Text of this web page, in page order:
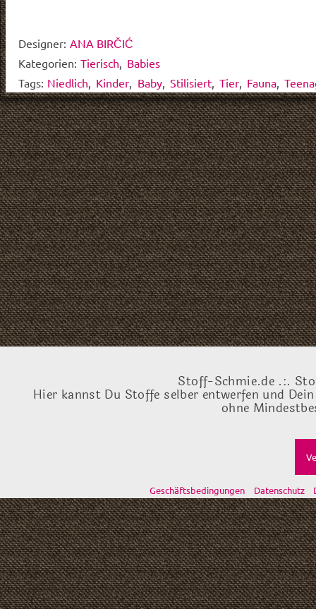
Designer: ANA BIRČIĆ
Kategorien: Tierisch
Babies
Tags: Niedlich Kinder Baby, Stilisiert, Tier, Fauna
Stoff-Schmie.de .:.
Hier kannst Du Stoffe selber entwerfen und
ohne
Geschäftsbedingungen Datenschutz